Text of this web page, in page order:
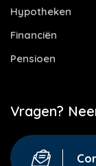
Hypotheken
Financiën
Pensioen
Vragen?